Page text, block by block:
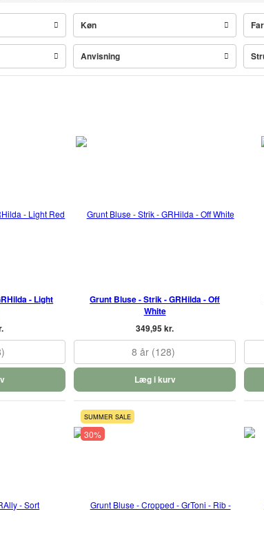
Køn
Anvisning
- Light
Grunt Bluse - Strik - GRHilda - Off
White
349,95 kr.
8 år (128)
Læg i kurv
SUMMER SALE
30%